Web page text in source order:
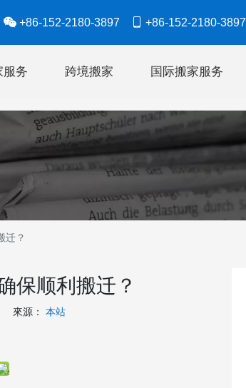
 +86-152-2180-3897  +86-152-2180-3897​​​​​​​
服务 跨境搬家 国际搬家服务
迁？
保顺利搬迁？
來源： 本站